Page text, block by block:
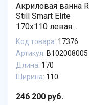
Акриловая ванна
Still Smart Elite
170x110 левая
B102008005
Код товара: 17376
Артикул: B102008005
Длина: 170
Ширина: 110
246 200 руб.